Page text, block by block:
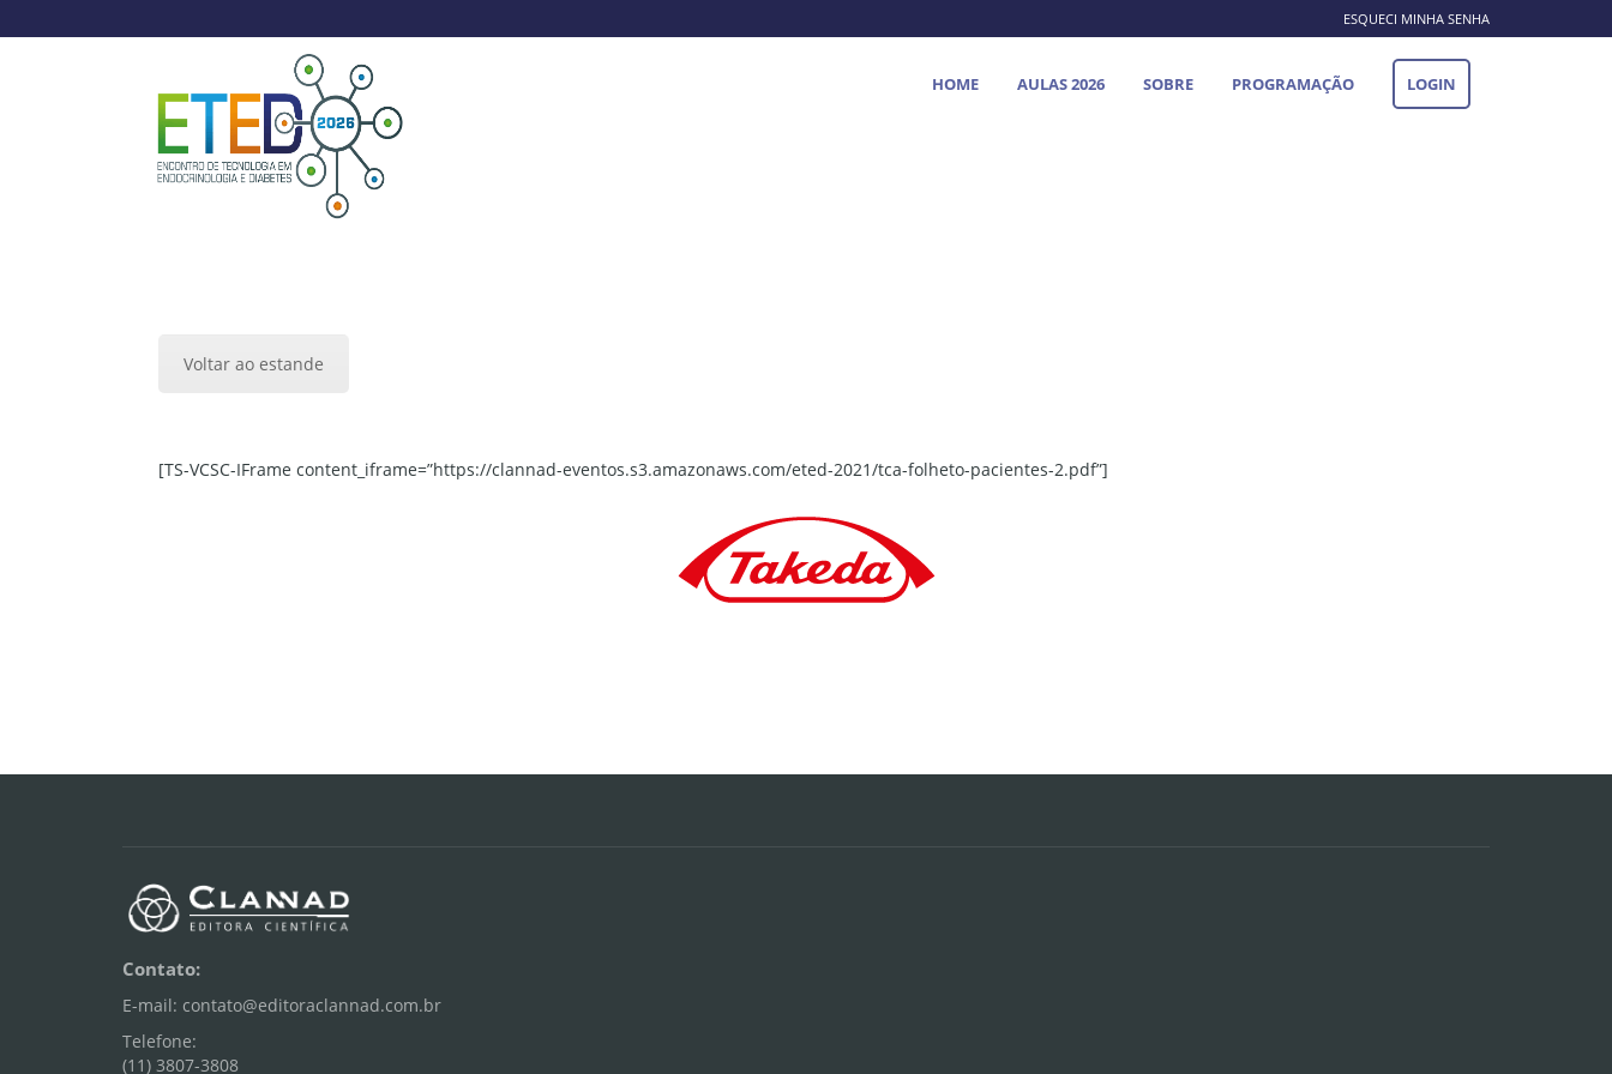
ESQUECI MINHA SENHA
HOME AULAS 2026 SOBRE PROGRAMAÇÃO LOGIN
Voltar ao estande
[TS-VCSC-IFrame content_iframe=”https://clannad-eventos.s3.amazonaws.com/eted-2021/tca-folheto-pacientes-2.pdf”]
Contato:
E-mail: contato@editoraclannad.com.br
Telefone:
(11) 3807-3808